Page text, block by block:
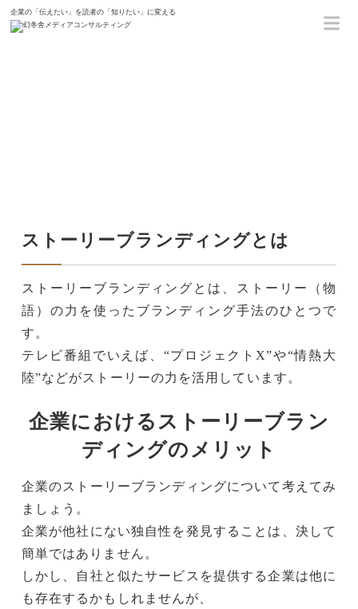
企業の「伝えたい」を読者の「知りたい」に変える
ホーム 【ストーリーブランディング】
ストーリーブランディングとは
ストーリーブランディングとは、
ストーリー（物
語）の力を使ったブランディング手法のひとつで
す。
テレビ番組でいえば、“プロジェクトX”や“情熱大
陸”などがストーリーの力を活用しています。
企業におけるストーリーブラン
ディングのメリット
企業のストーリーブランディングについて考えてみ
ましょう。
企業が他社にない独自性を発見することは、決して
簡単ではありません。
しかし、自社と似たサービスを提供する企業は他に
も存在するかもしれませんが、